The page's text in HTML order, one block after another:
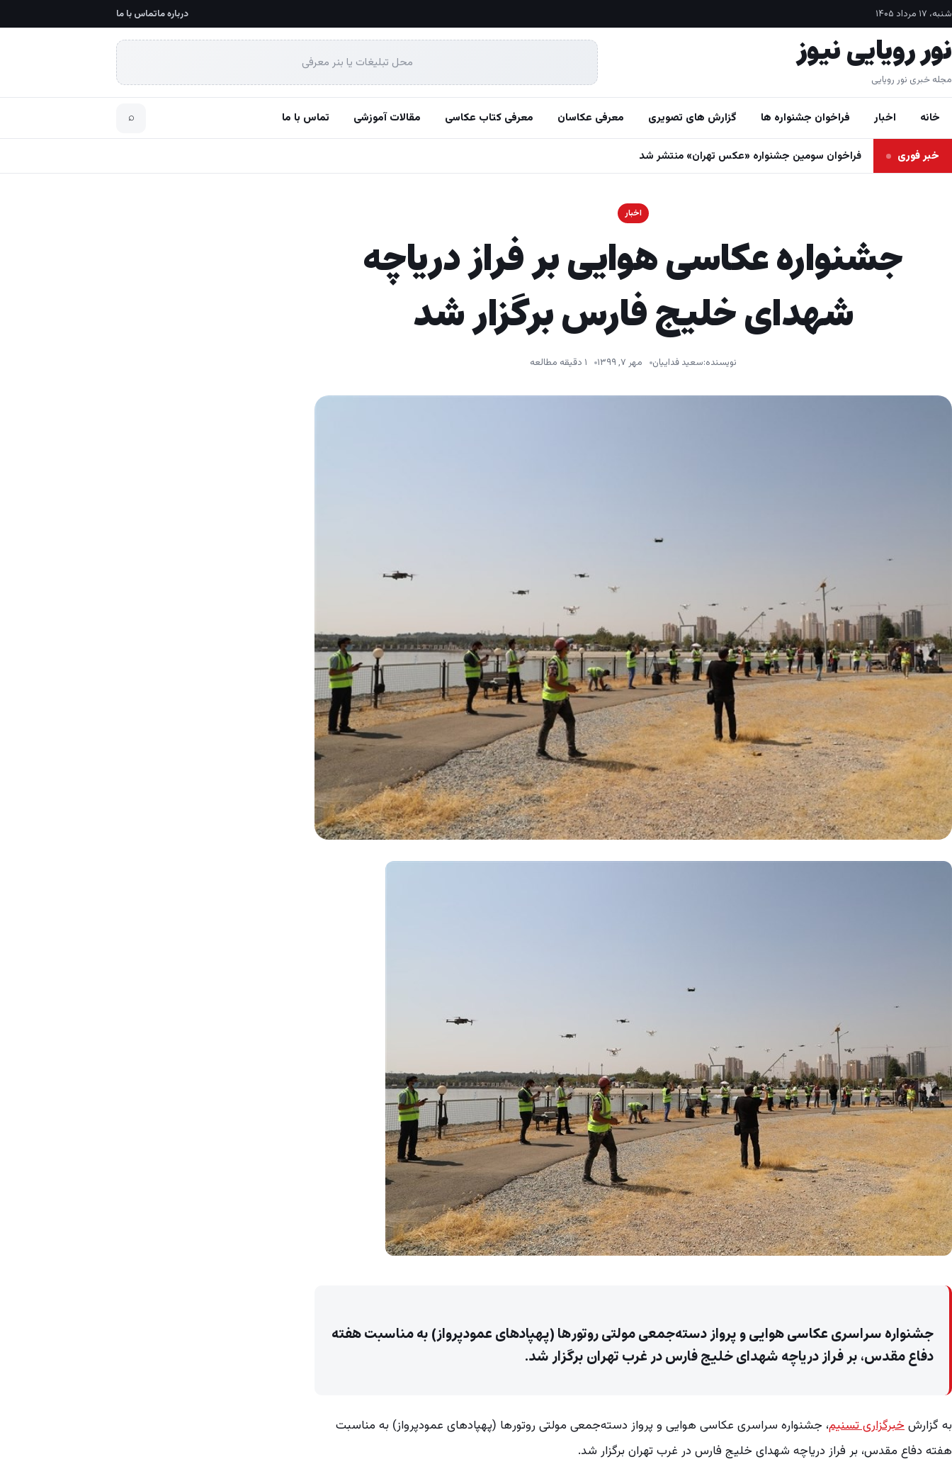
رفتن به محتوا
شنبه، ۱۷ مرداد ۱۴۰۵ درباره ماتماس با ما
نور رویایی نیوز
مجله خبری نور رویایی
محل تبلیغات یا بنر معرفی
خانه اخبار فراخوان جشنواره ها گزارش های تصویری معرفی عکاسان معرفی کتاب عکاسی مقالات آموزشی تماس با ما ⌕
خبر فوری فراخوان سومین جشنواره «عکس تهران» منتشر شد
اخبار
جشنواره عکاسی هوایی بر فراز دریاچه
شهدای خلیج فارس برگزار شد
نویسنده:سعید فداییان مهر ۷, ۱۳۹۹ ۱ دقیقه مطالعه
جشنواره سراسری عکاسی هوایی و پرواز دسته‌جمعی مولتی روتور‌ها (پهپاد‌های عمودپرواز) به مناسبت هفته
دفاع مقدس، بر فراز دریاچه شهدای خلیج فارس در غرب تهران برگزار شد.
به گزارشخبرگزاری تسنیم، جشنواره سراسری عکاسی هوایی و پرواز دسته‌جمعی مولتی روتور‌ها (پهپاد‌های عمودپرواز) به مناسبت
هفته دفاع مقدس، بر فراز دریاچه شهدای خلیج فارس در غرب تهران برگزار شد.